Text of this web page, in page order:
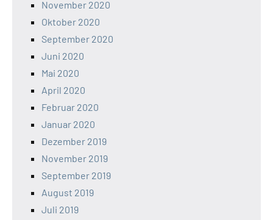
November 2020
Oktober 2020
September 2020
Juni 2020
Mai 2020
April 2020
Februar 2020
Januar 2020
Dezember 2019
November 2019
September 2019
August 2019
Juli 2019